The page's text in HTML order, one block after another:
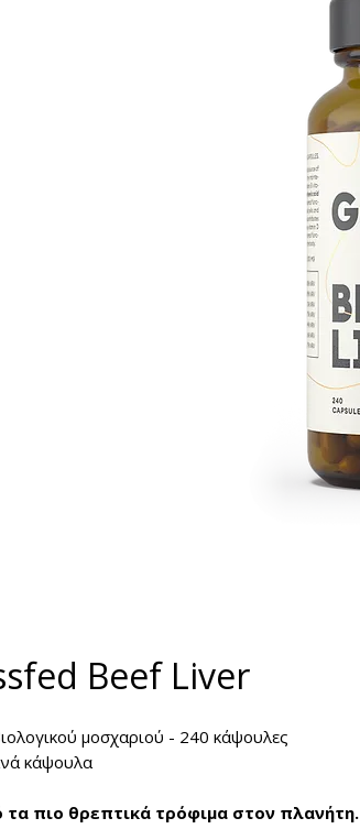
Beef Liver
μοσχαριού - 240 κάψουλες
κάψουλα
πιο θρεπτικά τρόφιμα στον πλανήτη.